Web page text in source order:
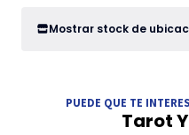
Mostrar stock de
PUEDE QUE TE
Tarot